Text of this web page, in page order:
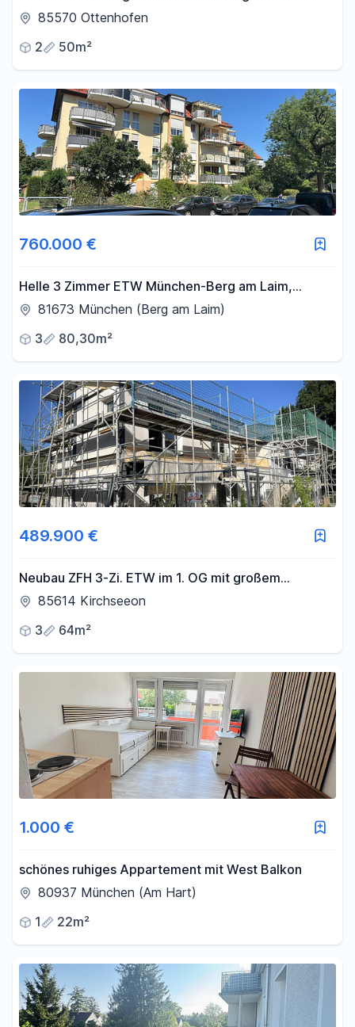
Ausstattung
85570 Ottenhofen
2
50m²
760.000 €
Helle 3 Zimmer ETW München-Berg am Laim,
moebliert, provisionsfrei
81673 München (Berg am Laim)
3
80,30m²
489.900 €
Neubau ZFH 3-Zi. ETW im 1. OG mit großem
Südbalkon - PROVISIONSFREI von PRIVAT
85614 Kirchseeon
3
64m²
1.000 €
schönes ruhiges Appartement mit West Balkon
80937 München (Am Hart)
1
22m²